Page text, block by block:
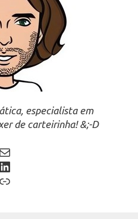
especialista em
de carteirinha! &;-D
Mail
LinkedIn
Link